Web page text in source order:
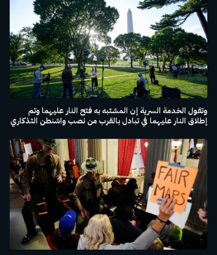
وتقول الخدمة السرية إن المشتبه به فتح النار عليهما وتم
إطلاق النار عليهما في تبادل بالقرب من نصب واشنطن التذكاري